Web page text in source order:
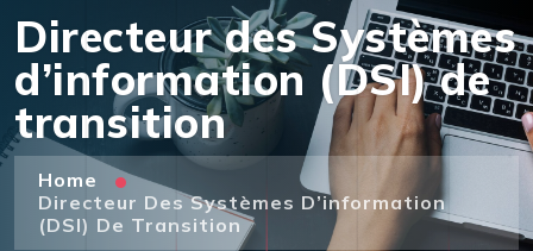
Directeur des Systèmes
d’information (DSI) de
transition
Home
Directeur Des Systèmes D’information
(DSI) De Transition